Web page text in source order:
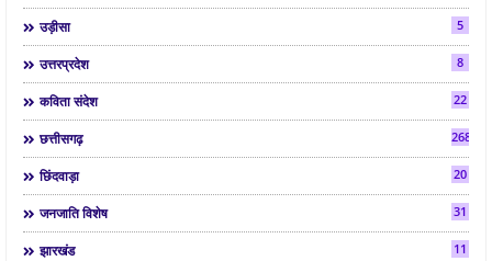
उड़ीसा 5
उत्तरप्रदेश 8
कविता संदेश 22
छत्तीसगढ़ 268
छिंदवाड़ा 20
जनजाति विशेष 31
झारखंड 11